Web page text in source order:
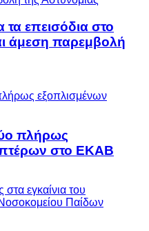
τα επεισόδια στο
άμεση παρεμβολή
πλήρως
στο ΕΚΑΒ